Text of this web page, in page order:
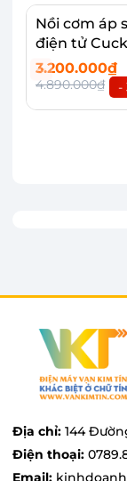
đảm bảo
Với công
nồi cơm áp
nghệ gia
đều, làm chín
Nồi cơm áp
điện tử
lít CRP-
3.200.000₫
4.890.000₫ -
Địa chỉ: 144
Điện thoại:
Email: